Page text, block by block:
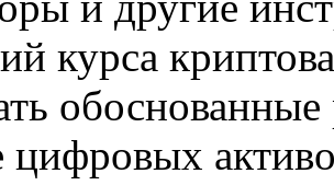
курса
цифровых